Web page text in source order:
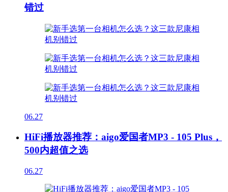
错过
06.27
HiFi播放器推荐：aigo爱国者MP3 - 105 Plus，
500内超值之选
06.27